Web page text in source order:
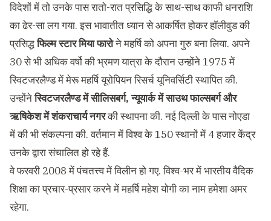
विदेशों में तो उनके पास रातो-रात प्रसिद्धि के साथ-साथ काफी धनराशि
का ढेर-सा लग गया. इस भावातीत ध्यान से आकर्षित होकर हाॅलीवुड की
प्रसिद्धफिल्म स्टार मिया फारोने महर्षि को अपना गुरु बना लिया. अपने
30 से भी अधिक वर्षो की भ्रमण यात्रा के दौरान उन्होंने 1975 में
स्विटजरलैण्ड में मेरू महर्षि यूरोपियन रिसर्च यूनिवर्सिटी स्थापित की.
उन्होंनेस्विटजरलैण्ड में सीलिसबर्ग, न्यूयार्क में साउथ फाल्सबर्ग और
ऋषिकेश में शंकराचार्य नगरकी स्थापना की. नई दिल्ली के पास नोएडा
में की भी संकल्पना की. वर्तमान में विश्व के 150 स्थानों में 4 हजार केंद्र
उनके द्वारा संचालित हो रहे हैं.
वे फरवरी 2008 में पंचतत्त्व में विलीन हो गए. विश्व-भर में भारतीय वैदिक
शिक्षा का प्रचार-प्रसार करने में महर्षि महेश योगी का नाम हमेशा अमर
रहेगा.